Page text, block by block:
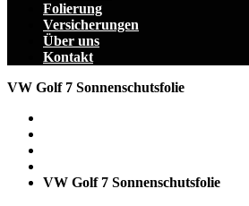
Folierung
Versicherungen
Über uns
Kontakt
VW Golf 7 Sonnenschutsfolie
VW Golf 7 Sonnenschutsfolie